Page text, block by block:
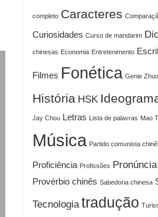
completo Caracteres
Curiosidades Curso de mandarim
chinesas Economia Entretenimento
Filmes Fonética Genie Zhuo
História HSK
Jay Chou Letras Lista de palavras Mao
Música Partido comunista
Proficiência Profissões Pronúncia
Provérbio chinês Sabedoria chinesa
Tecnologia tradução